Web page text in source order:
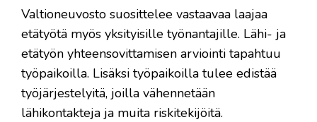
Valtioneuvosto suosittelee vastaavaa laajaa
etätyötä myös yksityisille työnantajille. Lähi- ja
etätyön yhteensovittamisen arviointi tapahtuu
työpaikoilla. Lisäksi työpaikoilla tulee edistää
työjärjestelyitä, joilla vähennetään
lähikontakteja ja muita riskitekijöitä.